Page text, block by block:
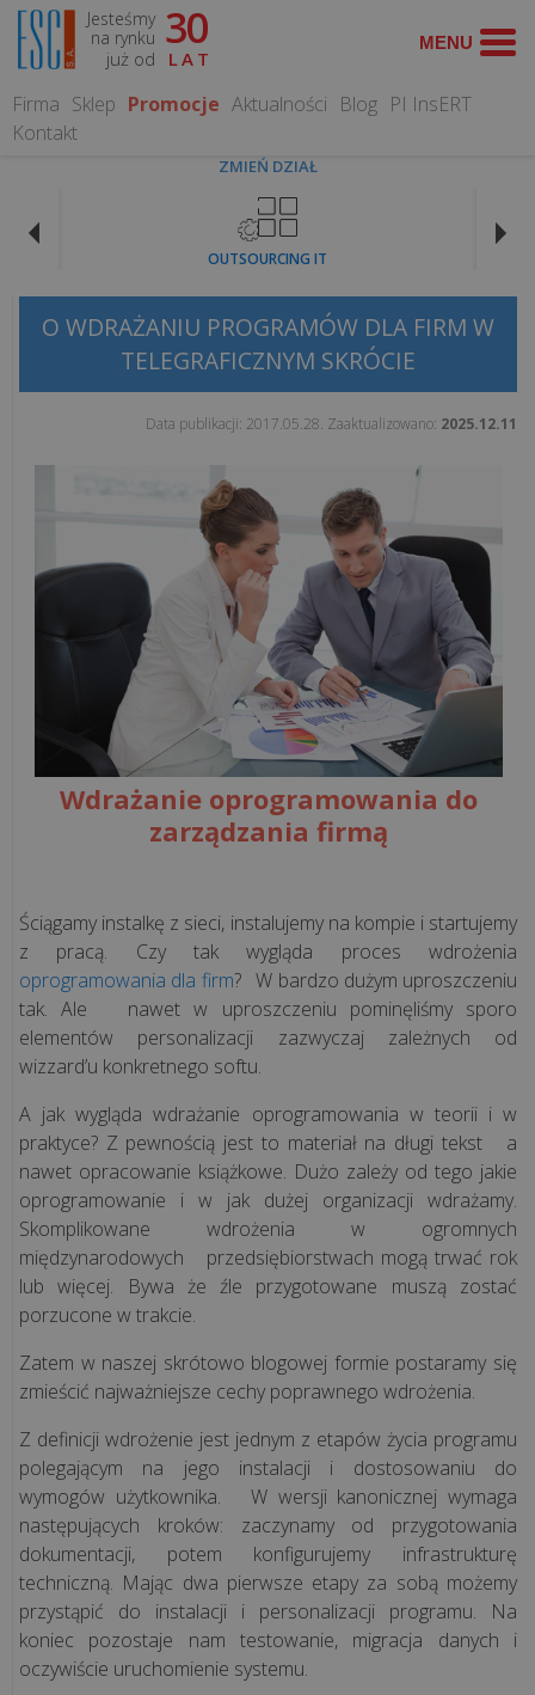
Jesteśmy
na rynku
już od
30
LAT
Firma Sklep Promocje Aktualności Blog PI InsERT
Kontakt
ZMIEŃ DZIAŁ
OUTSOURCING IT
TEMATY
FISKALNE
Koniec
NIP
kasie
fiskalnej.
offline
fiskalnej?
a
kasa
fiskalna
-
kiedy
trzeba
mieć?
Sprzedaż
waty
cukrowej
a
kasa
-
czy
jest
obowiązkow...
wszystkie
artykuły
>>
CASE
O WDRAŻANIU PROGRAMÓW DLA FIRM W
TELEGRAFICZNYM SKRÓCIE
Data publikacji: 2017.05.28. Zaaktualizowano: 2025.12.11
Wdrażanie oprogramowania do
zarządzania firmą
Ściągamy instalkę z sieci, instalujemy na kompie i startujemy
z pracą. Czy tak wygląda proces wdrożenia
oprogramowania dla firm? W bardzo dużym uproszczeniu
tak. Ale nawet w uproszczeniu pominęliśmy sporo
elementów personalizacji zazwyczaj zależnych od
wizzard’u konkretnego softu.
A jak wygląda wdrażanie oprogramowania w teorii i w
praktyce? Z pewnością jest to materiał na długi tekst a
nawet opracowanie książkowe. Dużo zależy od tego jakie
oprogramowanie i w jak dużej organizacji wdrażamy.
Skomplikowane wdrożenia w ogromnych
międzynarodowych przedsiębiorstwach mogą trwać rok
lub więcej. Bywa że źle przygotowane muszą zostać
porzucone w trakcie.
Zatem w naszej skrótowo blogowej formie postaramy się
zmieścić najważniejsze cechy poprawnego wdrożenia.
Z definicji wdrożenie jest jednym z etapów życia programu
polegającym na jego instalacji i dostosowaniu do
wymogów użytkownika. W wersji kanonicznej wymaga
następujących kroków: zaczynamy od przygotowania
dokumentacji, potem konfigurujemy infrastrukturę
techniczną. Mając dwa pierwsze etapy za sobą możemy
przystąpić do instalacji i personalizacji programu. Na
koniec pozostaje nam testowanie, migracja danych i
oczywiście uruchomienie systemu.